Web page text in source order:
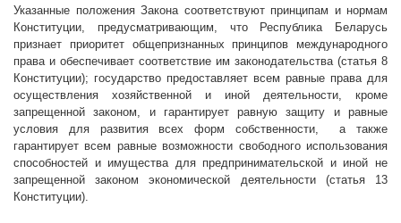
Указанные положения Закона соответствуют принципам и нормам
Конституции, предусматривающим, что Республика Беларусь
признает приоритет общепризнанных принципов международного
права и обеспечивает соответствие им законодательства (статья 8
Конституции); государство предоставляет всем равные права для
осуществления хозяйственной и иной деятельности, кроме
запрещенной законом, и гарантирует равную защиту и равные
условия для развития всех форм собственности,
а также
гарантирует всем равные возможности свободного использования
способностей и имущества для предпринимательской и иной не
запрещенной законом экономической деятельности (статья 13
Конституции).